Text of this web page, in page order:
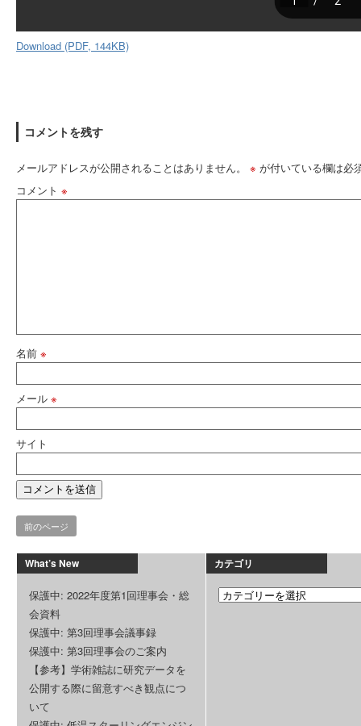
Download (PDF, 144KB)
コメントを残す
メールアドレスが公開されることはありません。 ※ が付いている欄は必
コメント ※
名前 ※
メール ※
サイト
前のページ
What’s New
保護中: 2022年度第1回理事会・総
会資料
保護中: 第3回理事会議事録
保護中: 第3回理事会のご案内
【参考】学術雑誌に研究データを
公開する際に留意すべき観点につ
いて
カテゴリ